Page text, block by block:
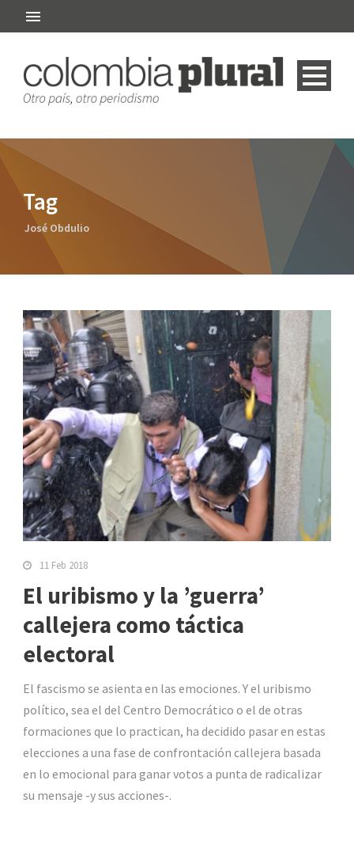
Tag
José Obdulio
11 Feb 2018
El uribismo y la ’guerra’
callejera como táctica
electoral
El fascismo se asienta en las emociones. Y el uribismo
político, sea el del Centro Democrático o el de otras
formaciones que lo practican, ha decidido pasar en estas
elecciones a una fase de confrontación callejera basada
en lo emocional para ganar votos a punta de radicalizar
su mensaje -y sus acciones-.